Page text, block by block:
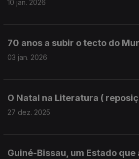
10 jan. 2026
70 anos a subir o tecto do
03 jan. 2026
O Natal na Literatura (
27 dez. 2025
Guiné-Bissau, um Estado que